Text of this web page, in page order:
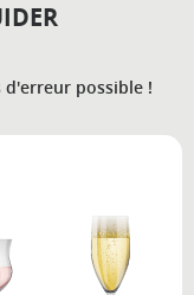
possible !